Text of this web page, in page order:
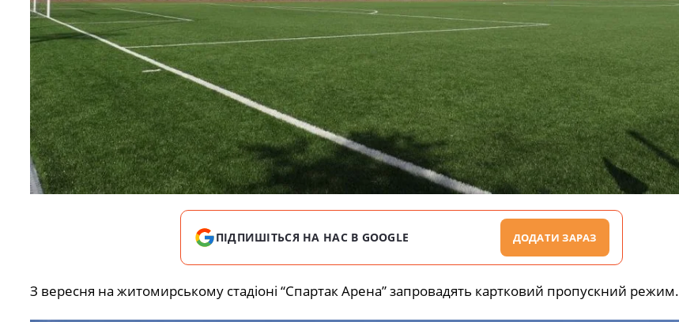
ПІДПИШІТЬСЯ НА НАС В GOOGLE ДОДАТИ ЗАРАЗ
З вересня на житомирському стадіоні “Спартак Арена” запровадять картковий пропускний режим.